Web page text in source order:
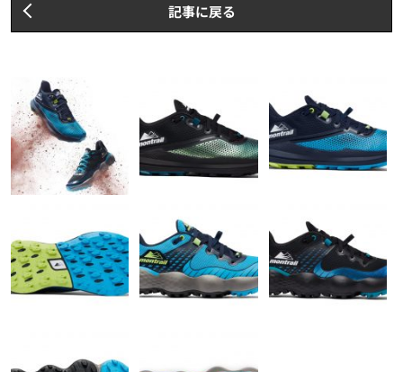
記事に戻る